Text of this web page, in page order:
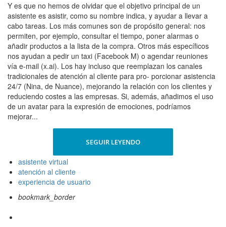
Y es que no hemos de olvidar que el objetivo principal de un
asistente es asistir, como su nombre indica, y ayudar a llevar a
cabo tareas. Los más comunes son de propósito general: nos
permiten, por ejemplo, consultar el tiempo, poner alarmas o
añadir productos a la lista de la compra. Otros más específicos
nos ayudan a pedir un taxi (Facebook M) o agendar reuniones
vía e-mail (x.ai). Los hay incluso que reemplazan los canales
tradicionales de atención al cliente para pro- porcionar asistencia
24/7 (Nina, de Nuance), mejorando la relación con los clientes y
reduciendo costes a las empresas. Si, además, añadimos el uso
de un avatar para la expresión de emociones, podríamos
mejorar...
SEGUIR LEYENDO
asistente virtual
atención al cliente
experiencia de usuario
bookmark_border